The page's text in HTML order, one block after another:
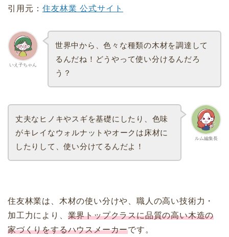
引用元： 住友林業 公式サイト
いえ子ちゃん
世界中から、色々な種類の木材を調達して
るんだね！どうやって使い分けるんだろ
う？
ルム編集長
丈夫なヒノキやスギを基礎にしたり、色味
がキレイなウォルナットやオークは床材に
したりして、使い分けてるんだよ！
住友林業は、木材の使い分けや、職人の高い技術力・
加工力により、 業界トップクラスに品質の高い木造の
家づくりをするハウスメーカーです。